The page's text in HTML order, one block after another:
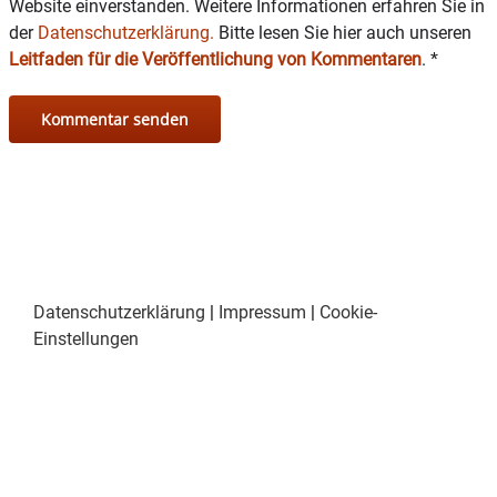
Website einverstanden. Weitere Informationen erfahren Sie in
der Datenschutzerklärung. Bitte lesen Sie hier auch unseren
Leitfaden für die Veröffentlichung von Kommentaren. *
Datenschutzerklärung | Impressum | Cookie-
Einstellungen